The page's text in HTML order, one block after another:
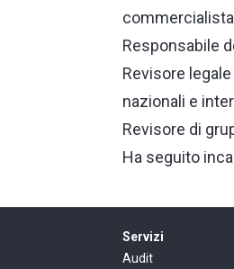
Responsabile
Revisore
nazionali e
Revisore di
Ha seguito
Servizi
Audit